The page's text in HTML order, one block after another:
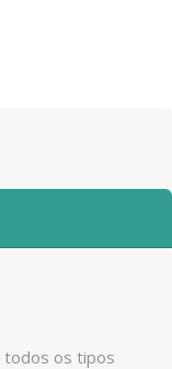
todos os tipos